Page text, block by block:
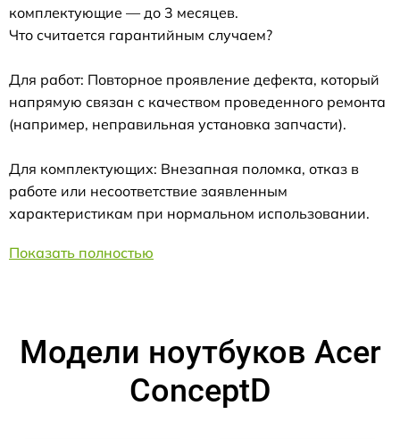
комплектующие — до 3 месяцев.
Что считается гарантийным случаем?
Для работ: Повторное проявление дефекта, который
напрямую связан с качеством проведенного ремонта
(например, неправильная установка запчасти).
Для комплектующих: Внезапная поломка, отказ в
работе или несоответствие заявленным
характеристикам при нормальном использовании.
Показать полностью
Модели ноутбуков Acer
ConceptD